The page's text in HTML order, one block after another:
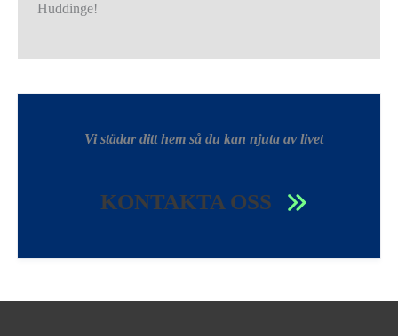
Huddinge!
Vi städar ditt hem så du kan njuta av livet
KONTAKTA OSS